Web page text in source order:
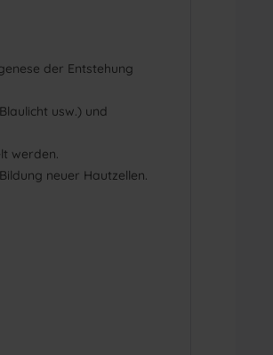
der Entstehung
usw.) und
werden.
neuer Hautzellen.